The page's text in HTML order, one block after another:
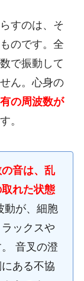
すのは、そ
のです。全
で振動して
ん。心身の
の周波数が
。
音は、乱
れた状態
動が、細胞
ックスや
音叉の澄
ある不協